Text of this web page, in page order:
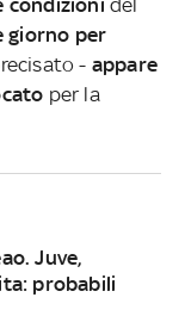
giorno per
- appare
per la
Juve,
probabili